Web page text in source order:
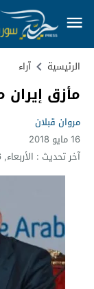
الرئيسية آراء
مأزق إيران
مروان قبلان
16 مايو 2018
آخر تحديث : الأربعاء, 16 مايو, 2018 - 11:11 مساءً